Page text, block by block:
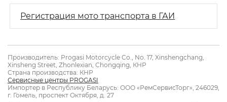
Регистрация мото транспорта в ГАИ
Производитель: Progasi Motorcycle Co., No. 17, Xinshengchang,
Xinsheng Street, Zhonlexian, Chongqing, КНР
Страна производства: КНР
Сервисные центры PROGASI
Импортер в Республику Беларусь: ООО «РемСервисТорг», 246029,
г. Гомель, проспект Октября, д. 27